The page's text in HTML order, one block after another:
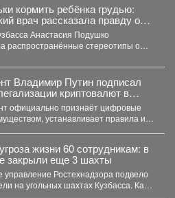
кормить ребёнка грудью:
врач рассказала правду о
Анастасия Подушко
распространённые стереотипы о
Владимир Путин подписал
криптовалют в
официально признаёт цифровые
устанавливает правила их
жизни 60 сотрудникам: в
закрыли еще 3 шахты
управление Ростехнадзора подвело
на угольных шахтах Кузбасса. Как